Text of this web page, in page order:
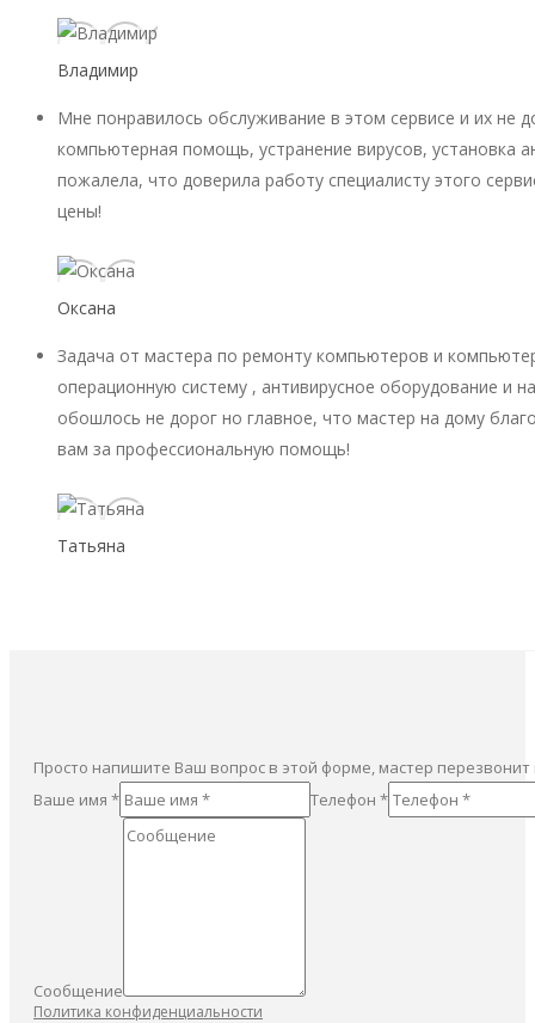
Владимир
Мне понравилось обслуживание в этом сервисе и их не
компьютерная помощь, устранение вирусов, установка
пожалела, что доверила работу специалисту этого
цены!
Оксана
Задача от мастера по ремонту компьютеров и
операционную систему , антивирусное оборудование и
обошлось не дорог но главное, что мастер на дому
вам за профессиональную помощь!
Татьяна
Просто напишите Ваш вопрос в этой форме, мастер
Ваше имя *
Телефон *
Сообщение
Политика конфиденциальности